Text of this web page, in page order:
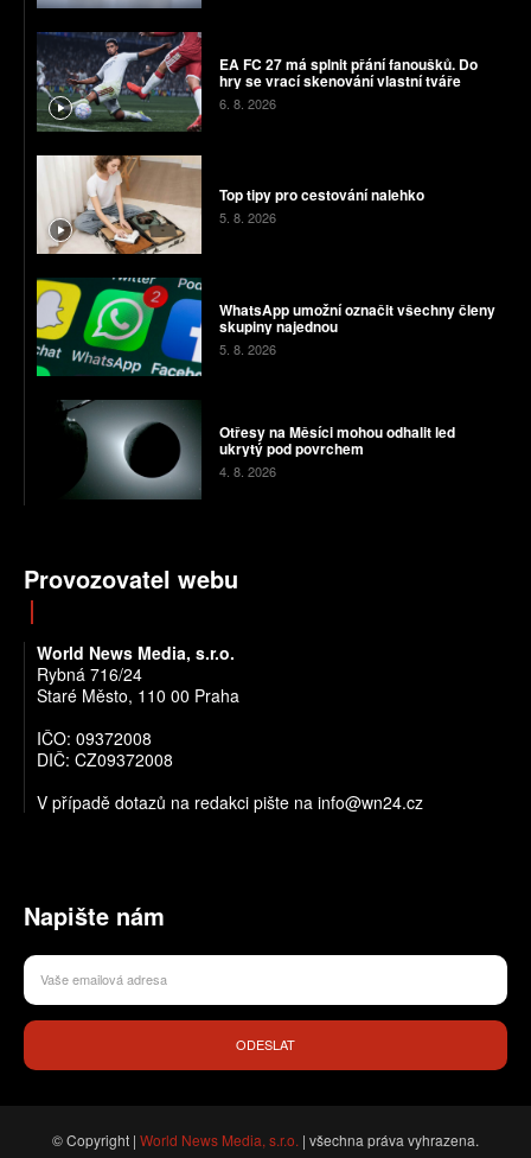
EA FC 27 má splnit přání fanoušků. Do
hry se vrací skenování vlastní tváře
6. 8. 2026
Top tipy pro cestování nalehko
5. 8. 2026
WhatsApp umožní označit všechny členy
skupiny najednou
5. 8. 2026
Otřesy na Měsíci mohou odhalit led
ukrytý pod povrchem
4. 8. 2026
Provozovatel webu
World News Media, s.r.o.
Rybná 716/24
Staré Město, 110 00 Praha
IČO: 09372008
DIČ: CZ09372008
V případě dotazů na redakci pište na info@wn24.cz
Napište nám
ODESLAT
© Copyright | World News Media, s.r.o. | všechna práva vyhrazena.